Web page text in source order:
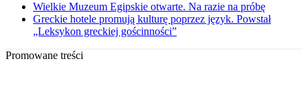
Wielkie Muzeum Egipskie otwarte. Na razie na próbę
Greckie hotele promują kulturę poprzez język. Powstał
„Leksykon greckiej gościnności”
Promowane treści